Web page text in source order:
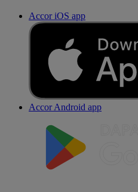
Accor iOS app
Accor Android app